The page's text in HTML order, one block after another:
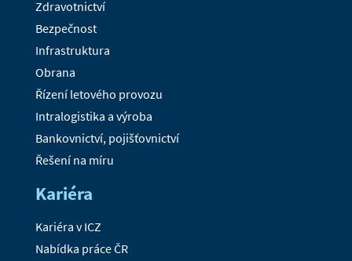
Zdravotnictví
Bezpečnost
Infrastruktura
Obrana
Řízení letového provozu
Intralogistika a výroba
Bankovnictví, pojišťovnictví
Řešení na míru
Kariéra
Kariéra v ICZ
Nabídka práce ČR